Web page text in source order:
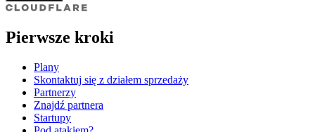
Pierwsze kroki
Plany
Skontaktuj się z działem sprzedaży
Partnerzy
Znajdź partnera
Startupy